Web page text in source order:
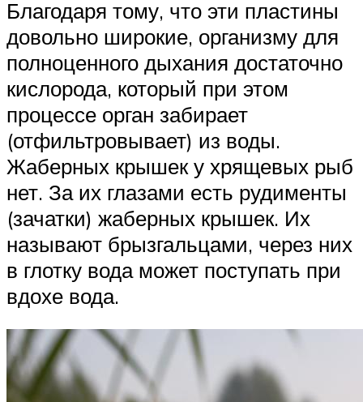
Благодаря тому, что эти пластины
довольно широкие, организму для
полноценного дыхания достаточно
кислорода, который при этом
процессе орган забирает
(отфильтровывает) из воды.
Жаберных крышек у хрящевых рыб
нет. За их глазами есть рудименты
(зачатки) жаберных крышек. Их
называют брызгальцами, через них
в глотку вода может поступать при
вдохе вода.